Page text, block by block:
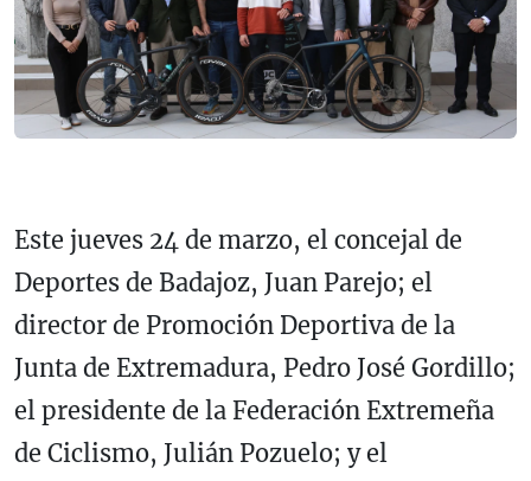
Este jueves 24 de marzo, el concejal de
Deportes de Badajoz, Juan Parejo; el
director de Promoción Deportiva de la
Junta de Extremadura, Pedro José Gordillo;
el presidente de la Federación Extremeña
de Ciclismo, Julián Pozuelo; y el